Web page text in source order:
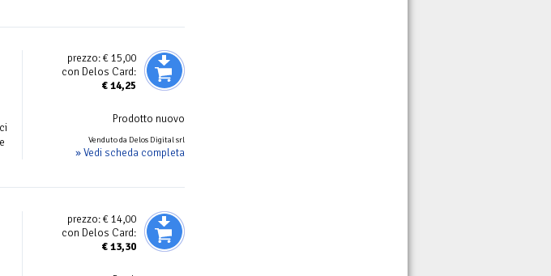
prezzo:€ 15,00
con Delos Card:
€14,25
Prodotto nuovo
Venduto da Delos Digital srl
» Vedi scheda completa
prezzo:€ 14,00
con Delos Card:
€13,30